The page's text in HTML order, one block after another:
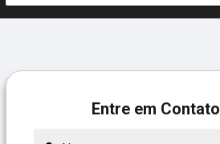
Entre em Contato